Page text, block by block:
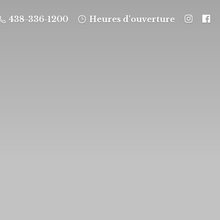
438-336-1200 Heures d'ouverture